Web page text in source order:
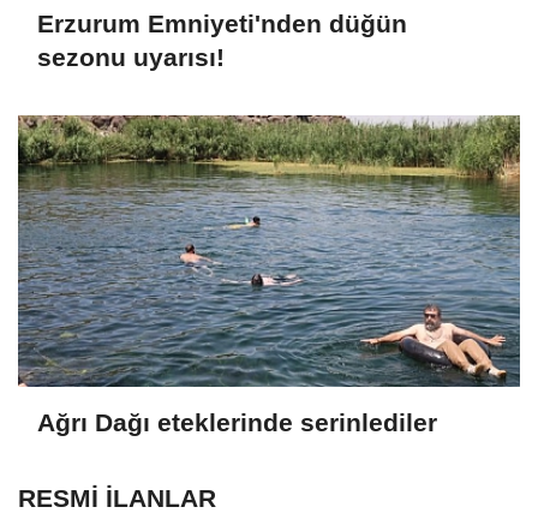
Erzurum Emniyeti'nden düğün
sezonu uyarısı!
Ağrı Dağı eteklerinde serinlediler
RESMİ İLANLAR